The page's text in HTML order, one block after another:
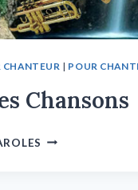
CHANTEUR | POUR
Chansons